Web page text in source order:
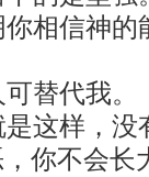
相信神
替代我。
这样，
你不会长